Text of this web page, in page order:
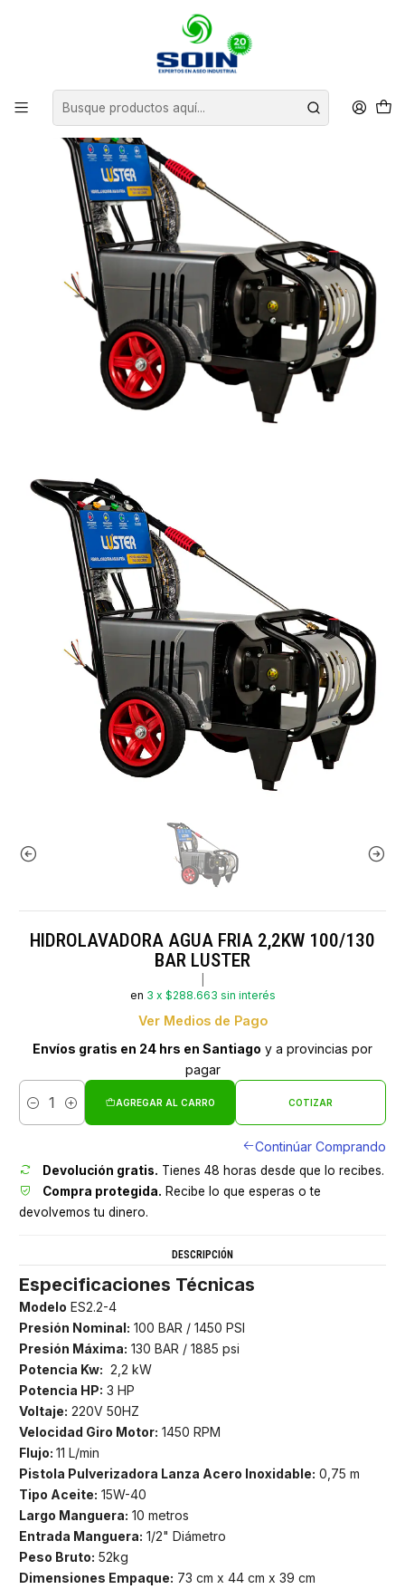
EQUIPOS DE ASEO
HIDROLAVADORA AGUA FRIA 2,2KW 100/130 BAR LUSTER
HIDROLAVADORA AGUA FRIA 2,2KW 100/130
BAR LUSTER
en 3 x $288.663 sin interés
Ver Medios de Pago
Envíos gratis en 24 hrs en Santiago y a provincias por
pagar
Cantidad
AGREGAR AL CARRO COTIZAR
Continúar Comprando
Devolución gratis. Tienes 48 horas desde que lo recibes.
Compra protegida. Recibe lo que esperas o te
devolvemos tu dinero.
DESCRIPCIÓN
Especificaciones Técnicas
Modelo ES2.2-4
Presión Nominal: 100 BAR / 1450 PSI
Presión Máxima: 130 BAR / 1885 psi
Potencia Kw: 2,2 kW
Potencia HP: 3 HP
Voltaje: 220V 50HZ
Velocidad Giro Motor: 1450 RPM
Flujo: 11 L/min
Pistola Pulverizadora Lanza Acero Inoxidable: 0,75 m
Tipo Aceite: 15W-40
Largo Manguera: 10 metros
Entrada Manguera: 1/2" Diámetro
Peso Bruto: 52kg
Dimensiones Empaque: 73 cm x 44 cm x 39 cm